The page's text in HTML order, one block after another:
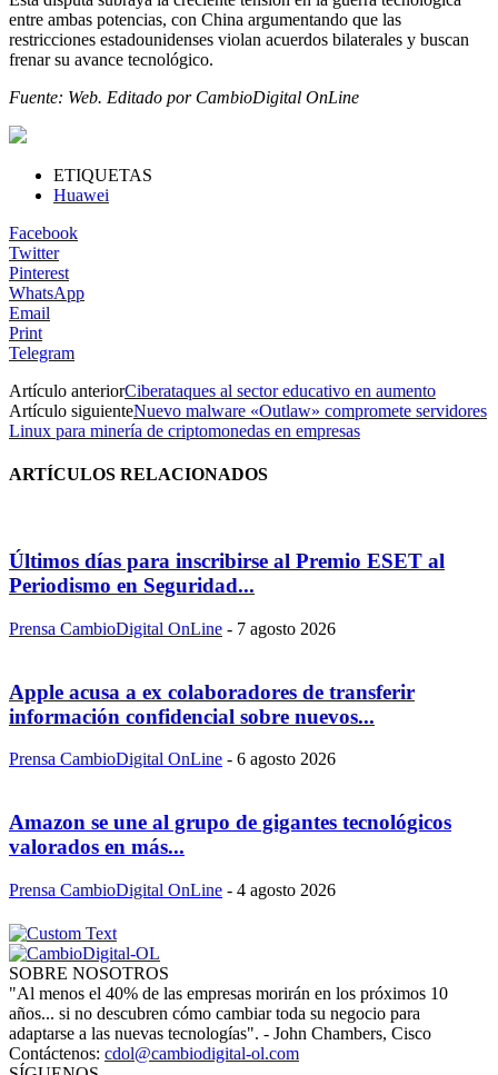
entre ambas potencias, con China argumentando que las
restricciones estadounidenses violan acuerdos bilaterales y buscan
frenar su avance tecnológico.
Fuente: Web. Editado por CambioDigital OnLine
ETIQUETAS
Huawei
Facebook
Twitter
Pinterest
WhatsApp
Email
Print
Telegram
Artículo anteriorCiberataques al sector educativo en aumento
Artículo siguienteNuevo malware «Outlaw» compromete servidores
Linux para minería de criptomonedas en empresas
ARTÍCULOS RELACIONADOS
Últimos días para inscribirse al Premio ESET al
Periodismo en Seguridad...
Prensa CambioDigital OnLine - 7 agosto 2026
Apple acusa a ex colaboradores de transferir
información confidencial sobre nuevos...
Prensa CambioDigital OnLine - 6 agosto 2026
Amazon se une al grupo de gigantes tecnológicos
valorados en más...
Prensa CambioDigital OnLine - 4 agosto 2026
SOBRE NOSOTROS
"Al menos el 40% de las empresas morirán en los próximos 10
años... si no descubren cómo cambiar toda su negocio para
adaptarse a las nuevas tecnologías". - John Chambers, Cisco
Contáctenos: cdol@cambiodigital-ol.com